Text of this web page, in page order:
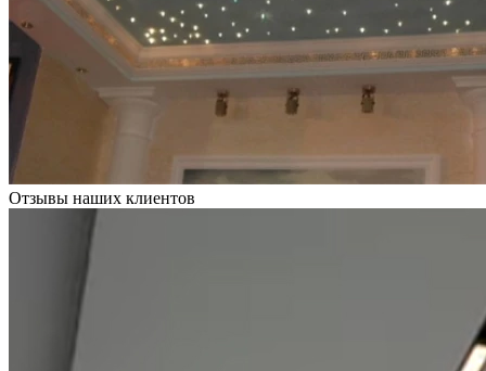
Отзывы наших клиентов